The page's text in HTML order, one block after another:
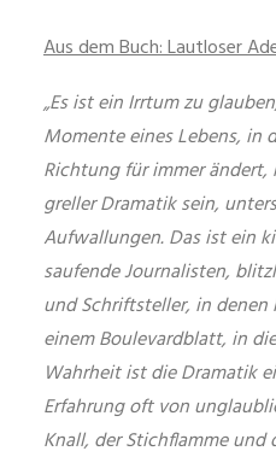
Aus dem Buch: Lautloser
„Es ist ein Irrtum zu
Momente eines Lebens, in
Richtung für immer
greller Dramatik sein,
Aufwallungen. Das ist ein
saufende Journalisten,
und Schriftsteller, in
einem Boulevardblatt, in
Wahrheit ist die Dramatik
Erfahrung oft von
Knall, der Stichflamme